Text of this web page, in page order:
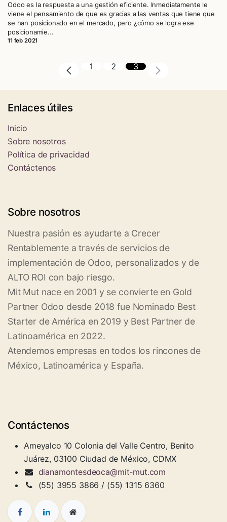
Odoo es la respuesta a una gestión eficiente. Inmediatamente le
viene el pensamiento de que es gracias a las ventas que tiene que
se han posicionado en el mercado, pero ¿cómo se logra ese
posicionamie...
11 feb 2021
1 2 3
Enlaces útiles
Inicio
Sobre nosotros
Política de privacidad
Contáctenos
Sobre nosotros
Nuestra pasión es ayudarte a Crecer
Rentablemente a través de servicios de
implementación de Odoo, personalizados y de
ALTO ROI con bajo riesgo.
Mit Mut nace en 2001 y se convierte en Gold
Partner Odoo desde 2018 fue Nominado Best
Starter de América en 2019 y Best Partner de
Latinoamérica en 2022.
Atendemos empresas en todos los rincones de
México, Latinoamérica y España.
Contáctenos
Ameyalco 10 Colonia del Valle Centro, Benito
Juárez, 03100 Ciudad de México, CDMX
dianamontesdeoca@mit-mut.com
(55) 3955 3866 / (55) 1315 6360